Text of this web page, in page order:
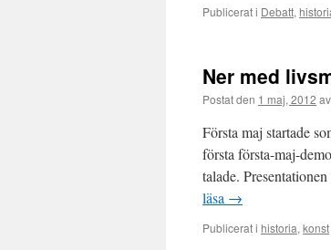
Publicerat i Debatt,
Ner med
Postat den 1 maj, 2012 av
Första maj startade
första första-maj-
talade.
läsa →
Publicerat i historia, konst